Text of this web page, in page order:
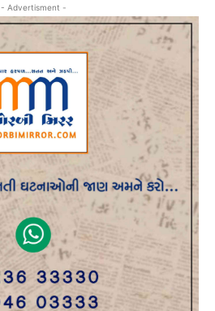
- Advertisment -